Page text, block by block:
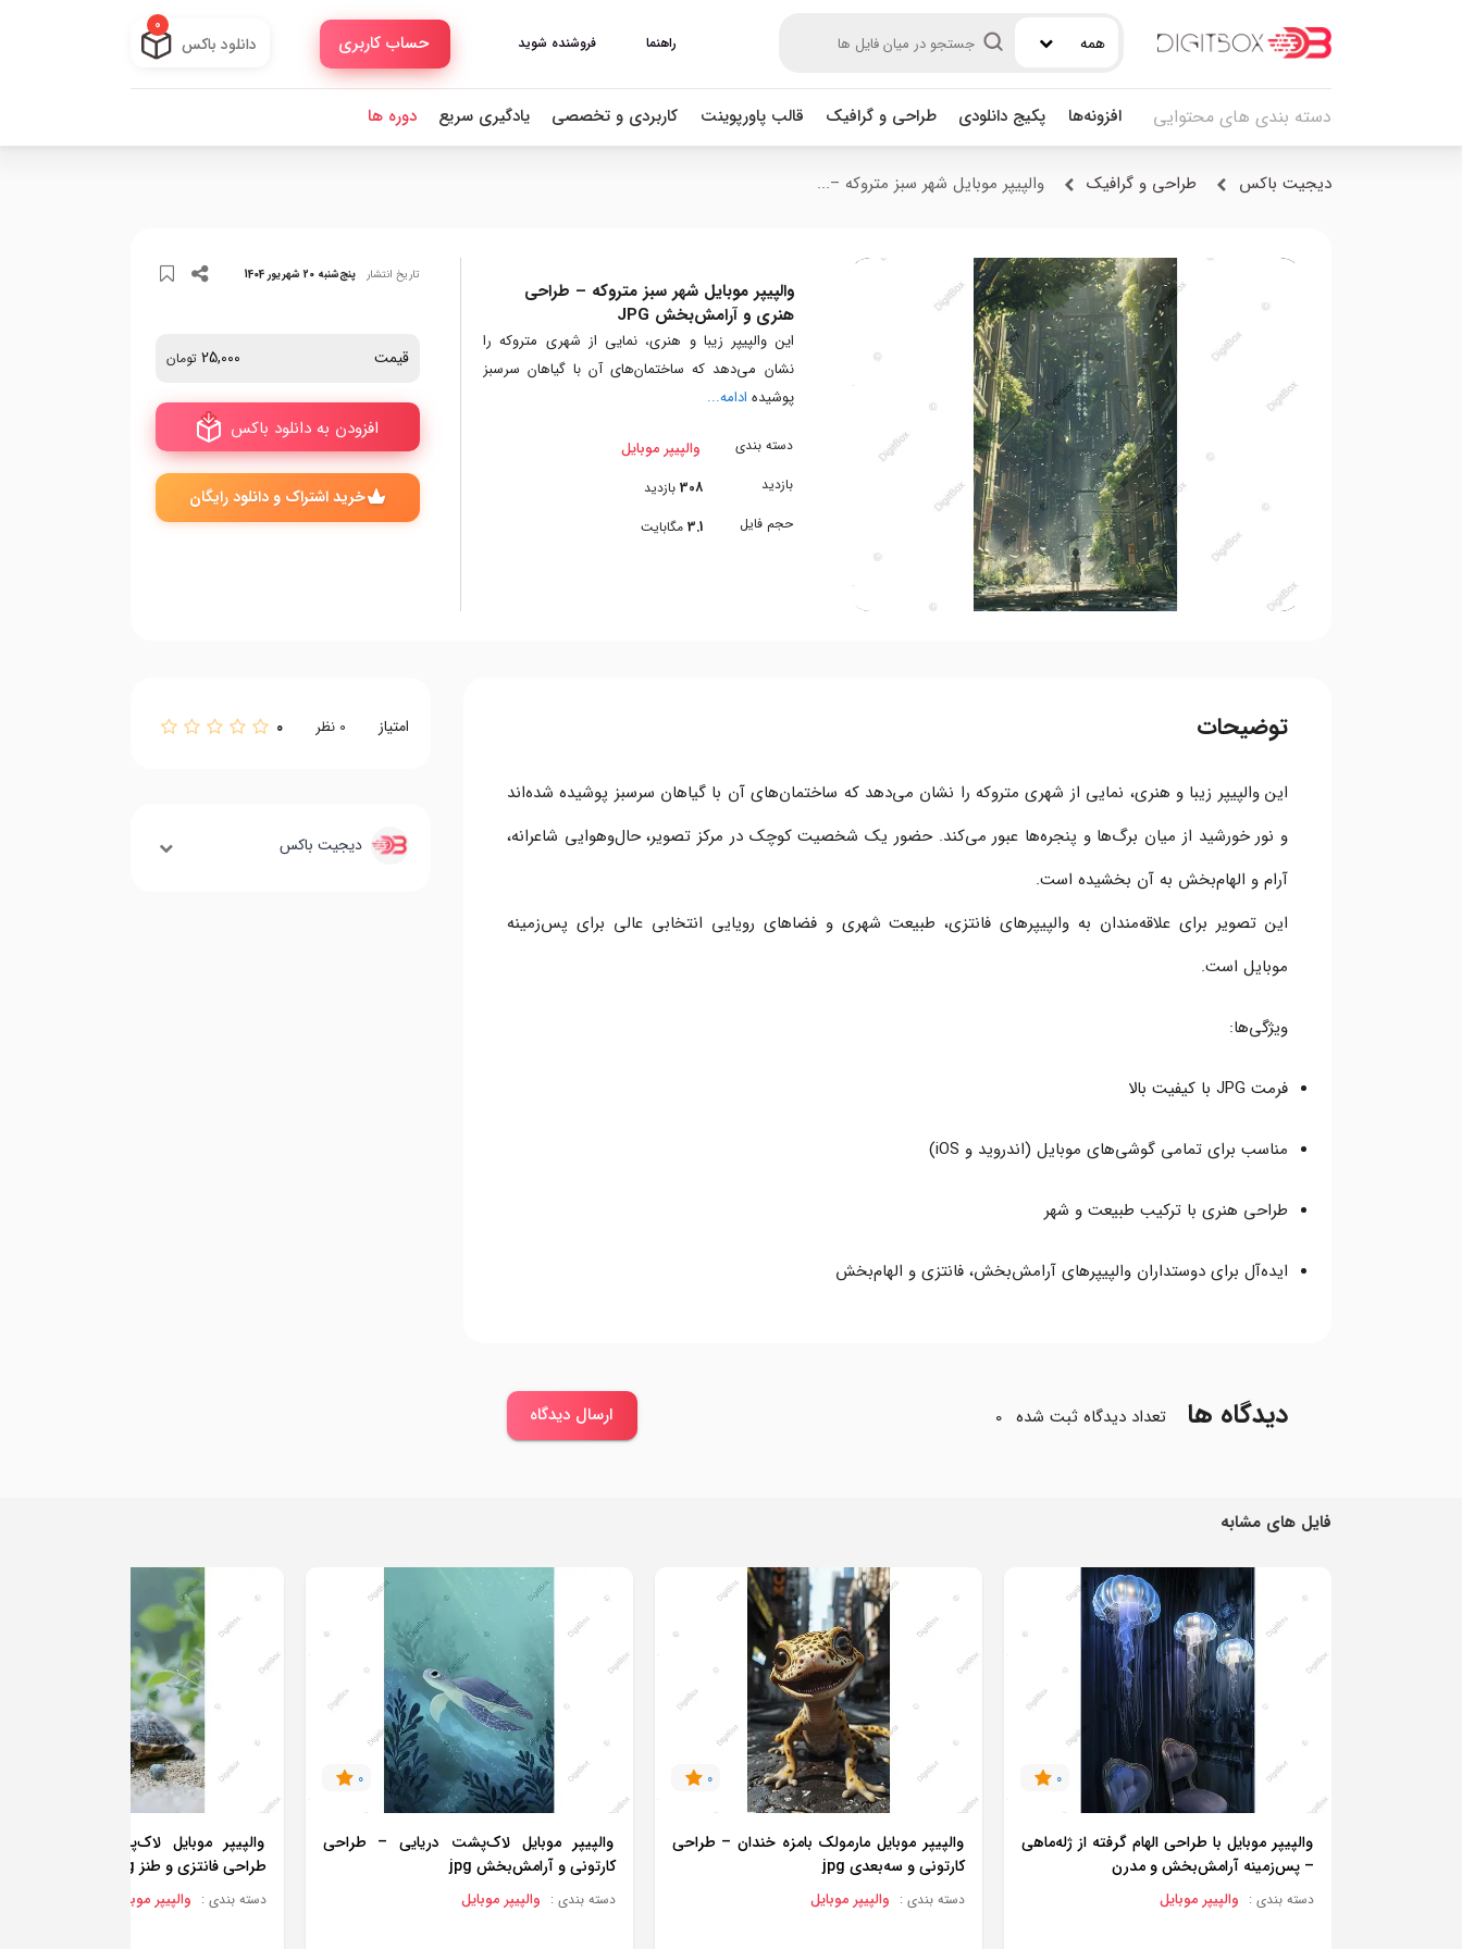
همه راهنما فروشنده شوید حساب کاربری دانلود باکس
0
دسته بندی های محتوایی افزونه‌ها پکیج دانلودی طراحی و گرافیک قالب پاورپوینت کاربردی و تخصصی یادگیری سریع دوره ها
دیجیت باکس طراحی و گرافیک والپیپر موبایل شهر سبز متروکه –...
والپیپر موبایل شهر سبز متروکه – طراحی
هنری و آرامش‌بخش JPG
این والپیپر زیبا و هنری، نمایی از شهری متروکه را
نشان می‌دهد که ساختمان‌های آن با گیاهان سرسبز
پوشیده ادامه...
دسته بندی
بازدید
حجم فایل
والپیپر موبایل
308 بازدید
3.1 مگابایت
تاریخ انتشار پنج‌شنبه 20 شهریور 1404
قیمت 25,000 تومان
افزودن به دانلود باکس
خرید اشتراک و دانلود رایگان
توضیحات
این والپیپر زیبا و هنری، نمایی از شهری متروکه را نشان می‌دهد که ساختمان‌های آن با گیاهان سرسبز پوشیده شده‌اند
و نور خورشید از میان برگ‌ها و پنجره‌ها عبور می‌کند. حضور یک شخصیت کوچک در مرکز تصویر، حال‌وهوایی شاعرانه،
آرام و الهام‌بخش به آن بخشیده است.
این تصویر برای علاقه‌مندان به والپیپرهای فانتزی، طبیعت شهری و فضاهای رویایی انتخابی عالی برای پس‌زمینه
موبایل است.
ویژگی‌ها:
فرمت JPG با کیفیت بالا
مناسب برای تمامی گوشی‌های موبایل (اندروید و iOS)
طراحی هنری با ترکیب طبیعت و شهر
ایده‌آل برای دوستداران والپیپرهای آرامش‌بخش، فانتزی و الهام‌بخش
دیدگاه ها تعداد دیدگاه ثبت شده 0 ارسال دیدگاه
امتیاز 0 نظر 0
دیجیت باکس
فایل های مشابه
0
والپیپر موبایل با طراحی الهام گرفته از ژله‌ماهی
– پس‌زمینه آرامش‌بخش و مدرن
دسته بندی : والپیپر موبایل
0
والپیپر موبایل مارمولک بامزه خندان – طراحی
کارتونی و سه‌بعدی jpg
دسته بندی : والپیپر موبایل
0
والپیپر موبایل لاک‌پشت دریایی – طراحی
کارتونی و آرامش‌بخش jpg
دسته بندی : والپیپر موبایل
والپیپر موبایل لاک‌پشت بامزه با
طراحی فانتزی و طنز jpg
دسته بندی : والپیپر موبایل